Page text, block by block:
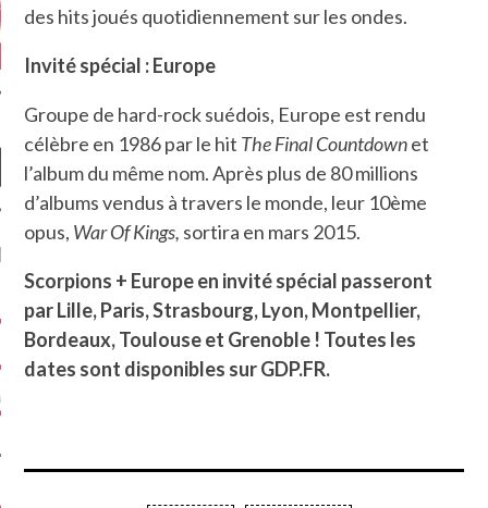
CRITIQUES
7.6
REV...
5.4
CLAN – A BE...
– HEL...
des hits joués quotidiennement sur les ondes.
Invité spécial : Europe
Groupe de hard-rock suédois, Europe est rendu
célèbre en 1986 par le hit The Final Countdownet
l’album du même nom. Après plus de 80 millions
d’albums vendus à travers le monde, leur 10ème
opus, War Of Kings, sortira en mars 2015.
Scorpions + Europe en invité spécial passeront
par Lille, Paris, Strasbourg, Lyon, Montpellier,
Bordeaux, Toulouse et Grenoble ! Toutes les
dates sont disponibles sur GDP.FR.